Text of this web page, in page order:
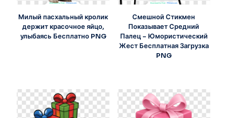
Милый пасхальный кролик
держит красочное яйцо,
улыбаясь Бесплатно PNG
Смешной Стикмен
Показывает Средний
Палец – Юмористический
Жест Бесплатная Загрузка
PNG